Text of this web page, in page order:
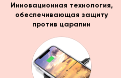
Инновационная технология,
обеспечивающая защиту
против царапин